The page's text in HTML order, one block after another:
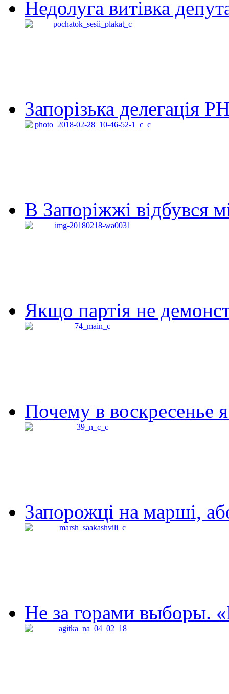
Недолуга витівка
Запорізька делегація
В Запоріжжі відбувся
Якщо партія не
Почему в воскресенье
Запорожці на марші,
Не за горами выборы.